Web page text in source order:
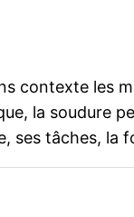
contexte les
la soudure
ses tâches, la